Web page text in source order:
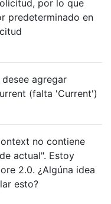
por lo que
predeterminado en
agregar
(falta 'Current')
no contiene
actual". Estoy
2.0. ¿Algúna idea
esto?